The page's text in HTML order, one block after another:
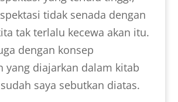
tidak senada dengan
tak terlalu kecewa akan itu.
dengan konsep
yang diajarkan dalam kitab
saya sebutkan diatas.